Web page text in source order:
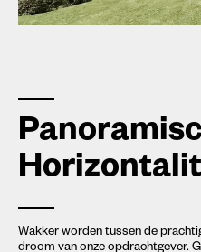
Wakker worden tussen de
droom van onze opdrachtgever.